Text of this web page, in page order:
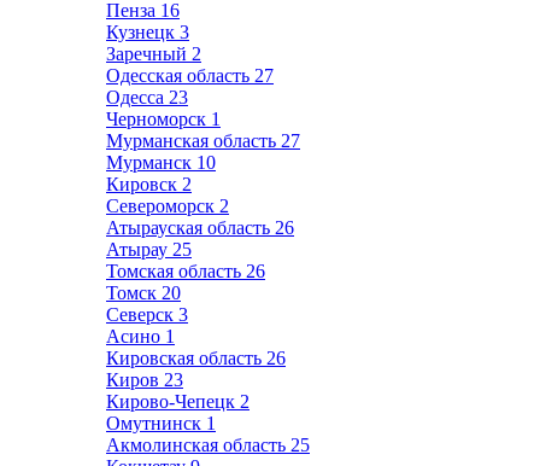
Пенза 16
Кузнецк 3
Заречный 2
Одесская область 27
Одесса 23
Черноморск 1
Мурманская область 27
Мурманск 10
Кировск 2
Североморск 2
Атырауская область 26
Атырау 25
Томская область 26
Томск 20
Северск 3
Асино 1
Кировская область 26
Киров 23
Кирово-Чепецк 2
Омутнинск 1
Акмолинская область 25